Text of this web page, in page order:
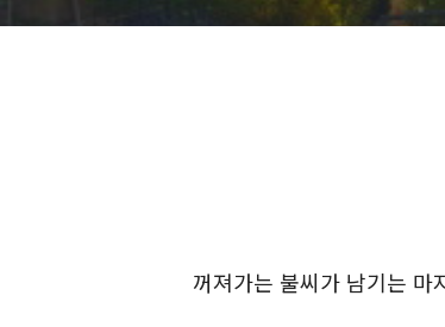
꺼져가는 불씨가 남기는 마